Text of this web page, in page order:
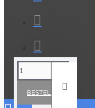
BESTELLEN